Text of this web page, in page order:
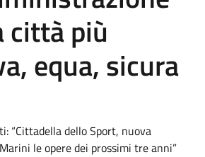
città più
equa, sicura
“Cittadella dello Sport, nuova
le opere dei prossimi tre anni”